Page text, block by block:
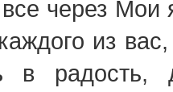
через
из
в радость,